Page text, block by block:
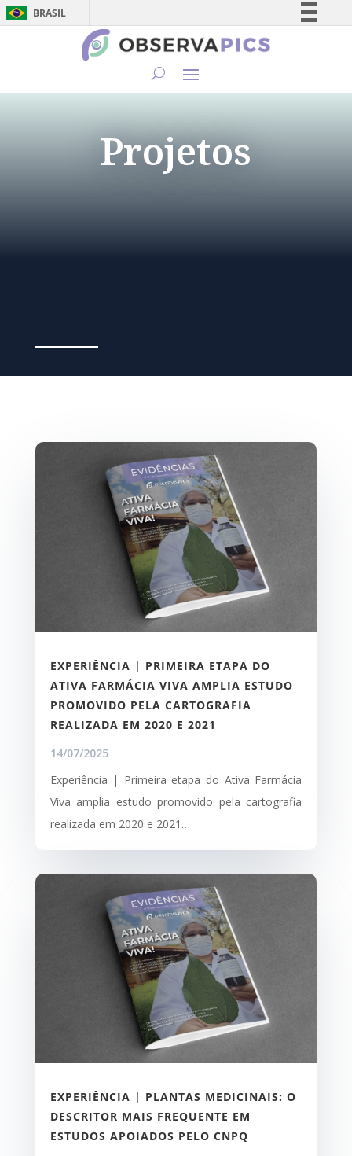
BRASIL
Simplifique!
Canais
Projetos
EXPERIÊNCIA | PRIMEIRA ETAPA DO
ATIVA FARMÁCIA VIVA AMPLIA ESTUDO
PROMOVIDO PELA CARTOGRAFIA
REALIZADA EM 2020 E 2021
14/07/2025
Experiência | Primeira etapa do Ativa Farmácia
Viva amplia estudo promovido pela cartografia
realizada em 2020 e 2021…
EXPERIÊNCIA | PLANTAS MEDICINAIS: O
DESCRITOR MAIS FREQUENTE EM
ESTUDOS APOIADOS PELO CNPQ